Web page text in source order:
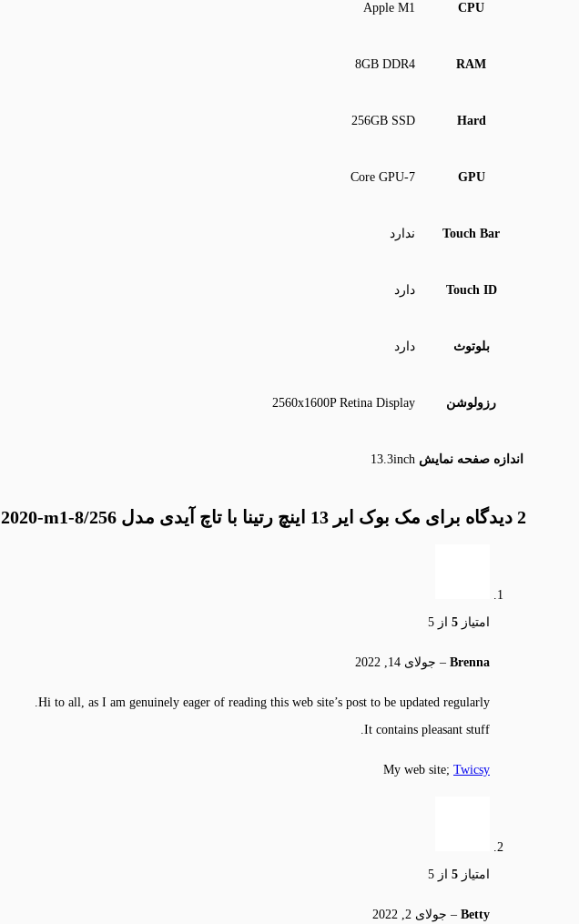
CPU
Apple M1
RAM
8GB DDR4
Hard
256GB SSD
GPU
7‑Core GPU
Touch Bar ندارد
Touch ID دارد
بلوتوث دارد
رزولوشن 2560x1600P Retina Display
اندازه صفحه نمایش 13.3inch
2 دیدگاه برای مک بوک ایر 13 اینچ رتینا با تاچ آیدی مدل MGN93-2020-m1-8/256
امتیاز 5 از 5
Brenna
– جولای 14, 2022
Hi to all, as I am genuinely eager of reading this web site’s post to be updated regularly.
It contains pleasant stuff.
My web site; Twicsy
امتیاز 5 از 5
Betty
– جولای 2, 2022